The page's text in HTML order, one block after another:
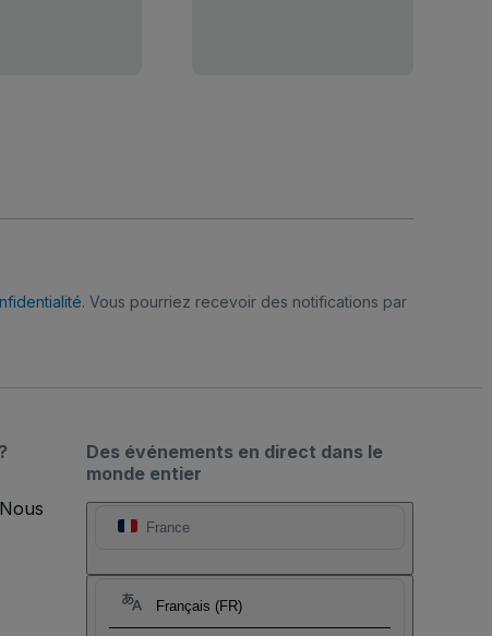
. Vous pourriez recevoir des notifications par
Des événements en direct dans le
monde entier
France
Français (FR)